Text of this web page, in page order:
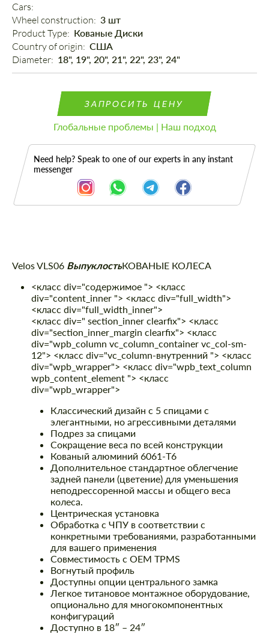
Cars:
Wheel construction: 3 шт
Product Type: Кованые Диски
Country of origin: США
Diameter: 18", 19", 20", 21", 22", 23", 24"
ЗАПРОСИТЬ ЦЕНУ
Глобальные проблемы | Наш подход
Need help? Speak to one of our experts in any instant
messenger
Описание
Velos VLS06 ВыпуклостьКОВАНЫЕ КОЛЕСА
<класс div="содержимое "> <класс
div="content_inner "> <класс div="full_width">
<класс div="full_width_inner">
<класс div=" section_inner clearfix"> <класс
div="section_inner_margin clearfix"> <класс
div="wpb_column vc_column_container vc_col-sm-
12"> <класс div="vc_column-внутренний "> <класс
div="wpb_wrapper"> <класс div="wpb_text_column
wpb_content_element "> <класс
div="wpb_wrapper">
Классический дизайн с 5 спицами с
элегантными, но агрессивными деталями
Подрез за спицами
Сокращение веса по всей конструкции
Кованый алюминий 6061-T6
Дополнительное стандартное облегчение
задней панели (цветение) для уменьшения
неподрессоренной массы и общего веса
колеса.
Центрическая установка
Обработка с ЧПУ в соответствии с
конкретными требованиями, разработанными
для вашего применения
Совместимость с OEM TPMS
Вогнутый профиль
Доступны опции центрального замка
Легкое титановое монтажное оборудование,
опционально для многокомпонентных
конфигураций
Доступно в 18″ – 24″